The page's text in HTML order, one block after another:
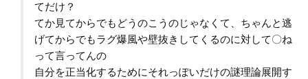
てだけ？
てか見てからでもどうのこうのじゃなくて、ちゃんと逃
げてからでもラグ爆風や壁抜きしてくるのに対して〇ね
って言ってんの
自分を正当化するためにそれっぽいだけの謎理論展開す